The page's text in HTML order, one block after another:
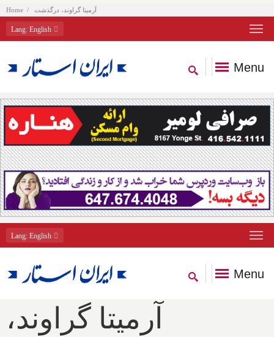
Home آرمیتا گراوند، درگذشت
Lang: English
Menu
Lang: English
Menu
آرمیتا گراوند،